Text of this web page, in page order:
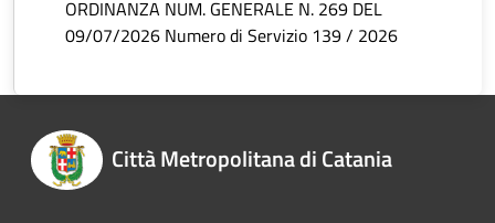
ORDINANZA NUM. GENERALE N. 269 DEL
09/07/2026 Numero di Servizio 139 / 2026
Città Metropolitana di Catania